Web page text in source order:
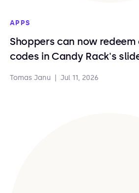
APPS
Shoppers can now
codes in Candy Rack's
Tomas Janu Jul 11, 2026